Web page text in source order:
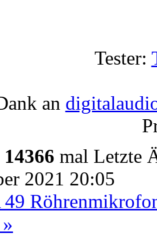
Tester:
an
14366 mal Letzte
2021 20:05
49